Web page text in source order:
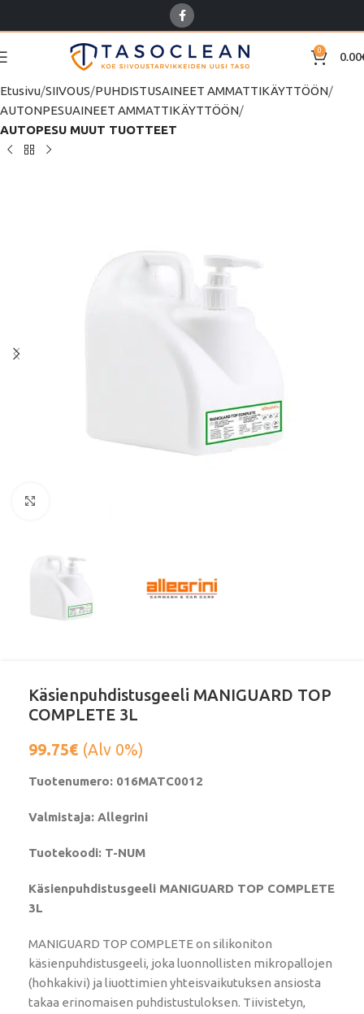
0 0.00
Etusivu SIIVOUS PUHDISTUSAINEET AMMATTIKÄYTTÖÖN
AUTONPESUAINEET AMMATTIKÄYTTÖÖN
AUTOPESU MUUT TUOTTEET
Käsienpuhdistusgeeli MANIGUARD TOP
COMPLETE 3L
99.75€ (Alv 0%)
Tuotenumero: 016MATC0012
Valmistaja: Allegrini
Tuotekoodi: T-NUM
Käsienpuhdistusgeeli MANIGUARD TOP COMPLETE
3L
MANIGUARD TOP COMPLETE on silikoniton
käsienpuhdistusgeeli, joka luonnollisten mikropallojen
(hohkakivi) ja liuottimien yhteisvaikutuksen ansiosta
takaa erinomaisen puhdistustuloksen. Tiivistetyn,